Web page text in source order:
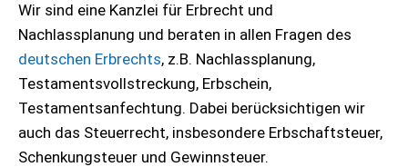
Wir sind eine Kanzlei für Erbrecht und
Nachlassplanung und beraten in allen Fragen des
deutschen Erbrechts, z.B. Nachlassplanung,
Testamentsvollstreckung, Erbschein,
Testamentsanfechtung. Dabei berücksichtigen wir
auch das Steuerrecht, insbesondere Erbschaftsteuer,
Schenkungsteuer und Gewinnsteuer.